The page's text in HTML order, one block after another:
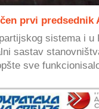
prvi predsednik
sistema i u
sastav
sve